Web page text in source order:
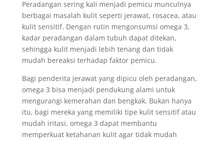
Peradangan sering kali menjadi pemicu munculnya
berbagai masalah kulit seperti jerawat, rosacea, atau
kulit sensitif. Dengan rutin mengonsumsi omega 3,
kadar peradangan dalam tubuh dapat ditekan,
sehingga kulit menjadi lebih tenang dan tidak
mudah bereaksi terhadap faktor pemicu.
Bagi penderita jerawat yang dipicu oleh peradangan,
omega 3 bisa menjadi pendukung alami untuk
mengurangi kemerahan dan bengkak. Bukan hanya
itu, bagi mereka yang memiliki tipe kulit sensitif atau
mudah iritasi, omega 3 dapat membantu
memperkuat ketahanan kulit agar tidak mudah